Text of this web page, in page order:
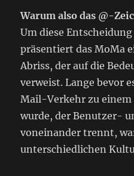
Warum also das @-
Um diese
präsentiert das MoMa
Abriss, der auf die
verweist. Lange bevor
Mail-Verkehr zu
wurde, der Benutzer-
voneinander trennt,
unterschiedlichen